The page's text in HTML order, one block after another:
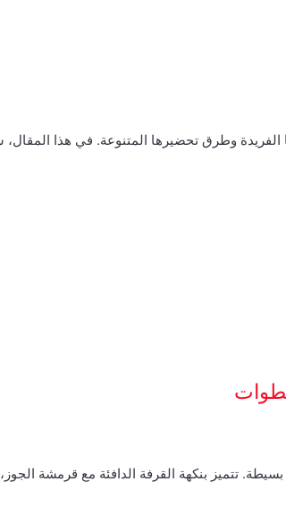
الفريدة وطرق تحضيرها المتنوعة. في هذا
تتميز بنكهة القرفة الدافئة مع قرمشة